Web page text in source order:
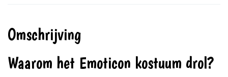
Omschrijving
Waarom het Emoticon kostuum drol?